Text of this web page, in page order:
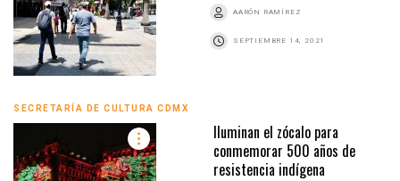
AARÓN RAMÍREZ
SEPTIEMBRE 14, 2021
SECRETARÍA DE CULTURA CDMX
Iluminan el zócalo para
conmemorar 500 años de
resistencia indígena